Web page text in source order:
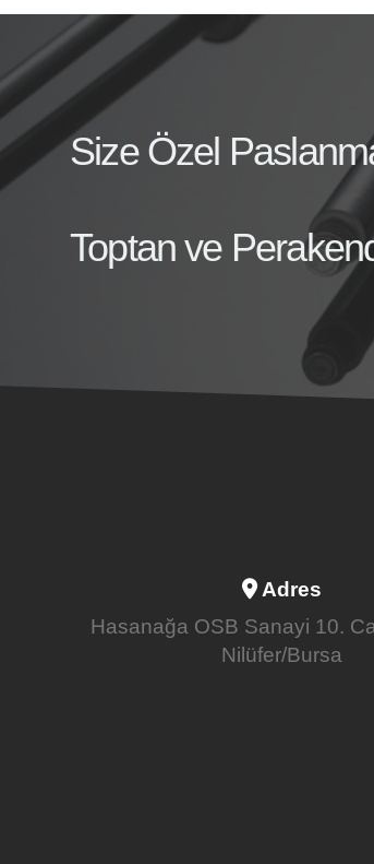
Size Özel
Toptan ve
Adres
Hasanağa OSB Sanayi 10.
Nilüfer/Bursa